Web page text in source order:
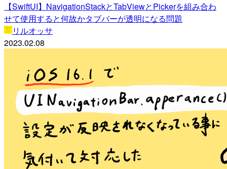
【SwiftUI】NavigationStackとTabViewとPickerを組み合わ
せて使用すると何故かタブバーが透明になる問題
リルオッサ
2023.02.08